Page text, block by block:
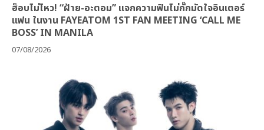
ฮ็อบไม่ไหว! “ฝ้าย-อะตอม” แจกความฟินไม่กั๊กมัดใจอินเตอร์
แฟน ในงาน FAYEATOM 1ST FAN MEETING ‘CALL ME
BOSS’ IN MANILA
07/08/2026